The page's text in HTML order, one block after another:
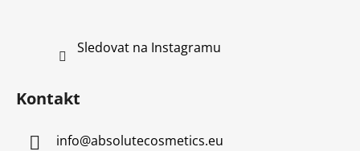
Sledovat na Instagramu
Kontakt
info@absolutecosmetics.eu